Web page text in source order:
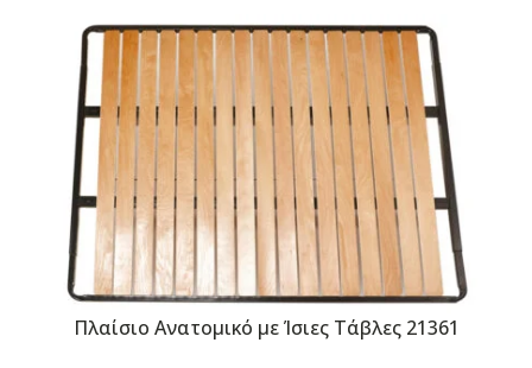
Πλαίσιο Ανατομικό με Ίσιες Τάβλες 21361